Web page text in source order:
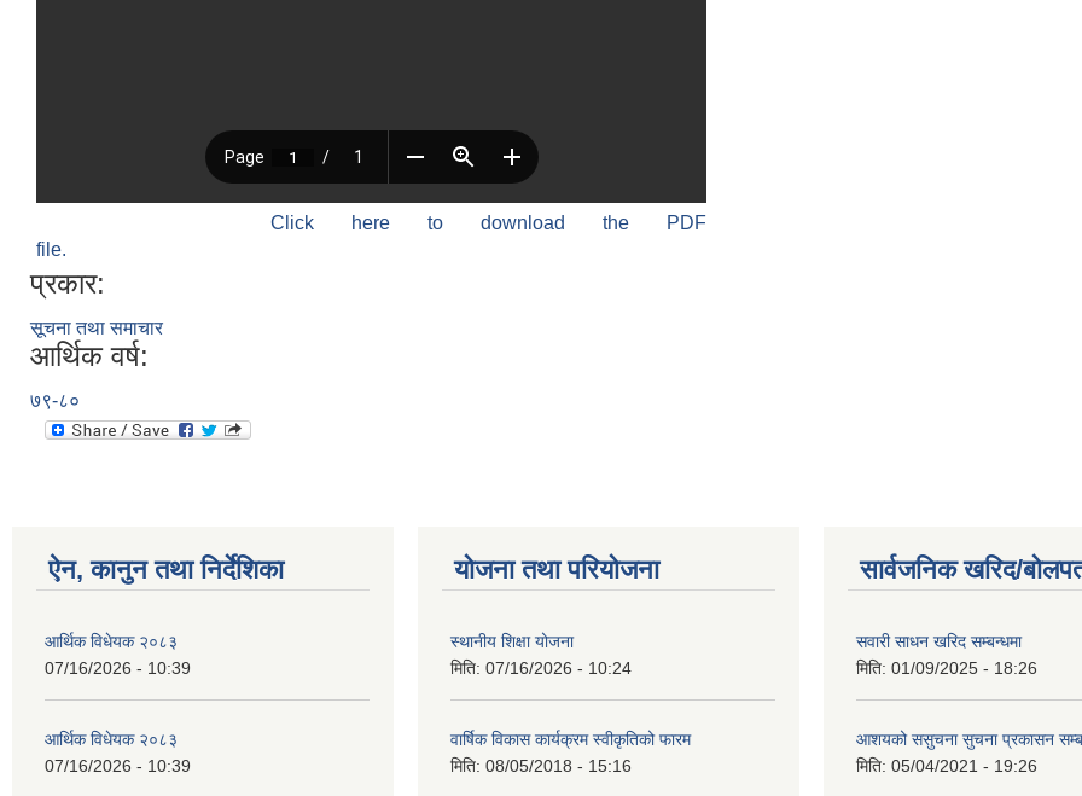
Click here to download the PDF
file.
प्रकार:
सूचना तथा समाचार
आर्थिक वर्ष:
७९-८०
ऐन, कानुन तथा निर्देशिका
आर्थिक विधेयक २०८३
07/16/2026 - 10:39
आर्थिक विधेयक २०८३
07/16/2026 - 10:39
योजना तथा परियोजना
स्थानीय शिक्षा योजना
मिति: 07/16/2026 - 10:24
वार्षिक विकास कार्यक्रम स्वीकृतिको फारम
मिति: 08/05/2018 - 15:16
सार्वजनिक खरिद/
सवारी साधन खरिद सम्बन्धमा
मिति: 01/09/2025 - 18:26
आशयको ससुचना सुचना प्रकासन
मिति: 05/04/2021 - 19:26